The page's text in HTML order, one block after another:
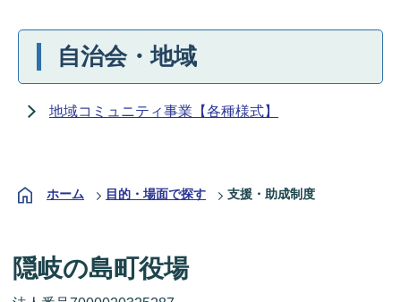
自治会・地域
地域コミュニティ事業【各種様式】
ホーム 目的・場面で探す 支援・助成制度
隠岐の島町役場